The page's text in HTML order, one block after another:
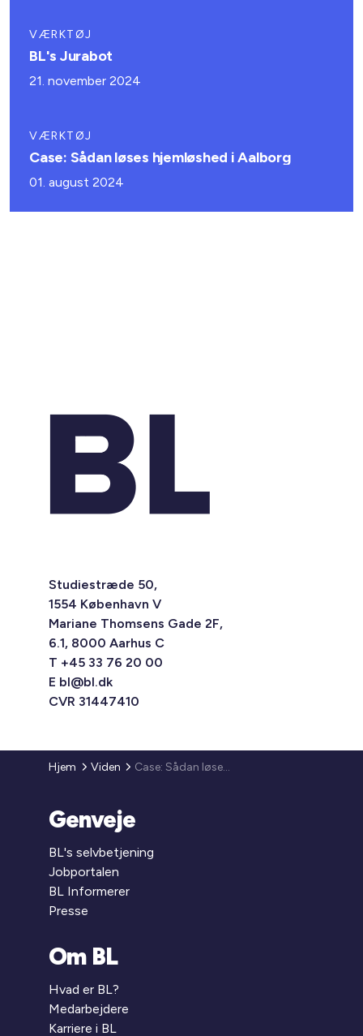
VÆRKTØJ
BL's Jurabot
21. november 2024
VÆRKTØJ
Case: Sådan løses hjemløshed i Aalborg
01. august 2024
Studiestræde 50,
1554 København V
Mariane Thomsens Gade 2F,
6.1, 8000 Aarhus C
T +45 33 76 20 00
E bl@bl.dk
CVR 31447410
Hjem Viden Case: Sådan løses hjemløshed i København
Genveje
BL's selvbetjening
Jobportalen
BL Informerer
Presse
Om BL
Hvad er BL?
Medarbejdere
Karriere i BL